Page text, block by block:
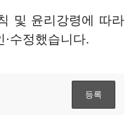
및 윤리강령에 따라
수정했습니다.